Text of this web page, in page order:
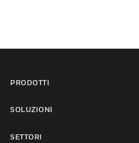
PRODOTTI
SOLUZIONI
SETTORI